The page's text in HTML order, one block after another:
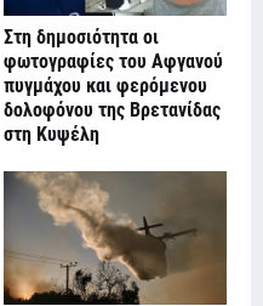
Στη δημοσιότητα οι
φωτογραφίες του Αφγανού
πυγμάχου και φερόμενου
δολοφόνου της Βρετανίδας
στη Κυψέλη